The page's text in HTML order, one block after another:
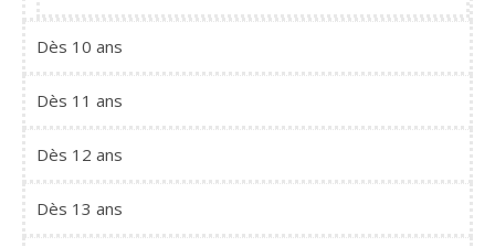
Dès 10 ans
Dès 11 ans
Dès 12 ans
Dès 13 ans